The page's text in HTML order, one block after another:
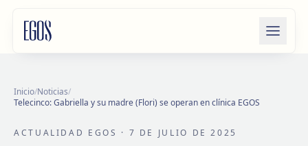
Inicio/Noticias/
Telecinco: Gabriella y su madre (Flori) se operan en clínica EGOS
ACTUALIDAD EGOS · 7 DE JULIO DE 2025